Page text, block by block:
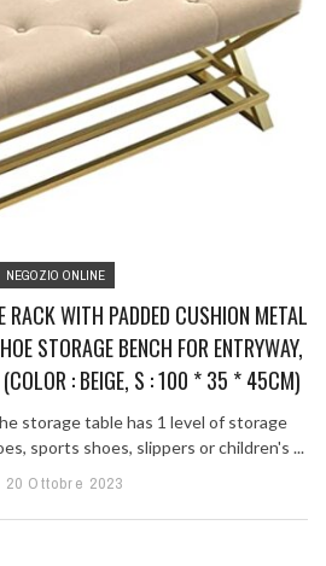
NEGOZIO ONLINE
RACK WITH PADDED CUSHION METAL
STORAGE BENCH FOR ENTRYWAY,
(COLOR : BEIGE, S : 100 * 35 * 45CM)
storage table has 1 level of storage
sports shoes, slippers or children's ...
20 Ottobre 2023